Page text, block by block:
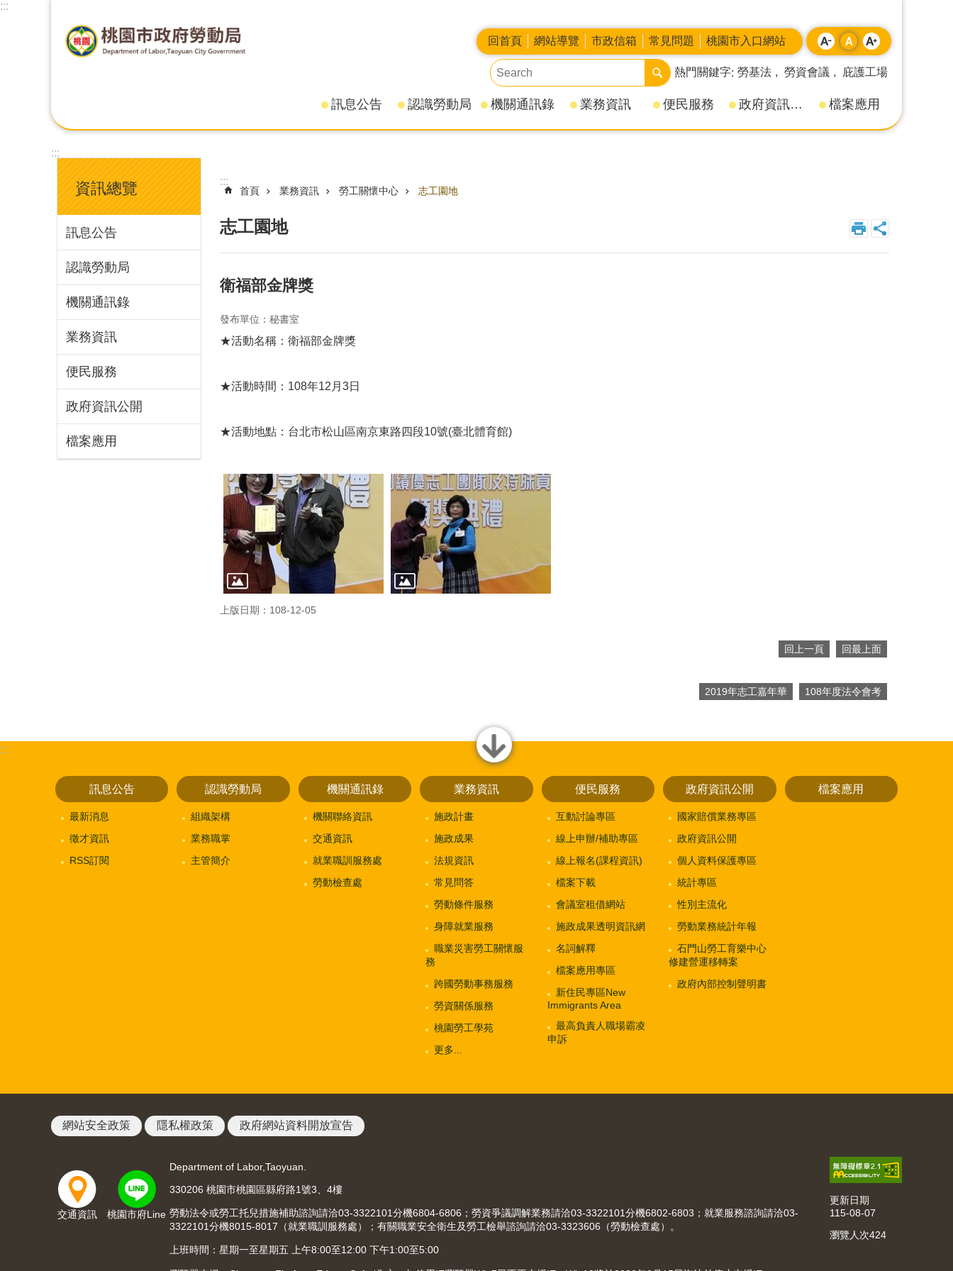
:::
回首頁 網站導覽 市政信箱 常見問題 桃園市入口網站
熱門關鍵字 勞基法 勞資會議 庇護工場
訊息公告 認識勞動局 機關通訊錄 業務資訊 便民服務 政府資訊公開 檔案應用
:::
資訊總覽
訊息公告
認識勞動局
機關通訊錄
業務資訊
便民服務
政府資訊公開
檔案應用
:::
首頁 業務資訊 勞工關懷中心 志工園地
志工園地
衛福部金牌獎
發布單位：秘書室
★活動名稱：衛福部金牌獎
★活動時間：108年12月3日
★活動地點：台北市松山區南京東路四段10號(臺北體育館)
上版日期：108-12-05
回上一頁 回最上面
2019年志工嘉年華 108年度法令會考
close
:::
訊息公告
最新消息
徵才資訊
RSS訂閱
認識勞動局
組織架構
業務職掌
主管簡介
機關通訊錄
機關聯絡資訊
交通資訊
就業職訓服務處
勞動檢查處
業務資訊
施政計畫
施政成果
法規資訊
常見問答
勞動條件服務
身障就業服務
職業災害勞工關懷服
務
跨國勞動事務服務
勞資關係服務
桃園勞工學苑
更多...
便民服務
互動討論專區
線上申辦/補助專區
線上報名(課程資訊)
檔案下載
會議室租借網站
施政成果透明資訊網
名詞解釋
檔案應用專區
新住民專區New
Immigrants Area
最高負責人職場霸凌
申訴
政府資訊公開
國家賠償業務專區
政府資訊公開
個人資料保護專區
統計專區
性別主流化
勞動業務統計年報
石門山勞工育樂中心
修建營運移轉案
政府內部控制聲明書
檔案應用
網站安全政策 隱私權政策 政府網站資料開放宣告
交通資訊 桃園市府Line
Department of Labor,Taoyuan.
330206 桃園市桃園區縣府路1號3、4樓
勞動法令或勞工托兒措施補助諮詢請洽03-3322101分機6804-6806；勞資爭議調解業務請洽03-3322101分機6802-6803；就業服務諮詢請洽03-
3322101分機8015-8017（就業職訓服務處）；有關職業安全衛生及勞工檢舉諮詢請洽03-3323606（勞動檢查處）。
上班時間：星期一至星期五 上午8:00至12:00 下午1:00至5:00
更新日期
115-08-07
瀏覽人次424